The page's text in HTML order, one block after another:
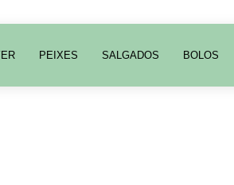
PEIXES SALGADOS BOLOS